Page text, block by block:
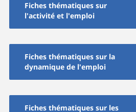
Fiches thématiques sur
l'activité et l'emploi
Fiches thématiques sur la
dynamique de l'emploi
Fiches thématiques sur les